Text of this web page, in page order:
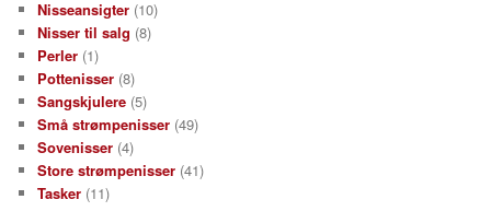
Nisseansigter (10)
Nisser til salg (8)
Perler (1)
Pottenisser (8)
Sangskjulere (5)
Små strømpenisser (49)
Sovenisser (4)
Store strømpenisser (41)
Tasker (11)